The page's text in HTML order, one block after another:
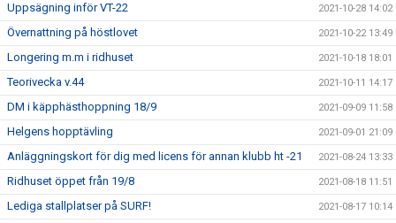
Uppsägning inför VT-22 2021-10-28 14:02
Övernattning på höstlovet 2021-10-22 13:49
Longering m.m i ridhuset 2021-10-18 18:01
Teorivecka v.44 2021-10-11 14:17
DM i käpphästhoppning 18/9 2021-09-09 11:58
Helgens hopptävling 2021-09-01 21:09
Anläggningskort för dig med licens för annan klubb ht -21 2021-08-24 13:33
Ridhuset öppet från 19/8 2021-08-18 11:51
Lediga stallplatser på SURF! 2021-08-17 10:14